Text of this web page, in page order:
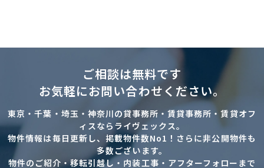
ご相談は無料です
お気軽にお問い合わせください。
東京・千葉・埼玉・神奈川の貸事務所・賃貸事務所・賃貸オフ
ィスならライヴェックス。
物件情報は毎日更新し、掲載物件数No1！さらに非公開物件も
多数ございます。
物件のご紹介・移転引越し・内装工事・アフターフォローまで